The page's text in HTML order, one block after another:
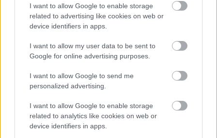
I want to allow Google to enable storage
related to advertising like cookies on web or
device identifiers in apps.
I want to allow my user data to be sent to
Google for online advertising purposes.
I want to allow Google to send me
personalized advertising.
I want to allow Google to enable storage
related to analytics like cookies on web or
device identifiers in apps.
lapban.
közpénzből működik
Már az első ülésen látszott, hogy teljesen
másként látják az önkormányzati sajtó
működését a vizsgáló bizottság kormánypárti és
ellenzéki tagjai. Hogy mi számít tényszerűnek és
kiegyensúlyozottnak, abban nem sikerült